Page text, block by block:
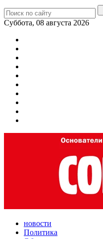
Суббота, 08 августа 2026
новости
Политика